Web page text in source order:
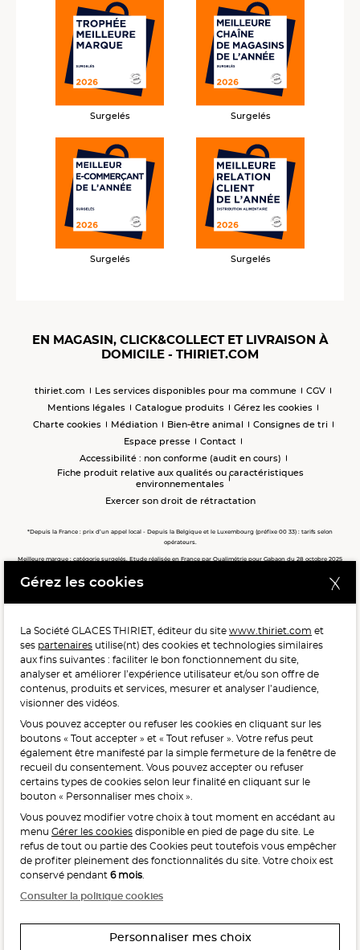
Surgelés Surgelés
Surgelés Surgelés
EN MAGASIN, CLICK&COLLECT ET LIVRAISON À
DOMICILE - THIRIET.COM
thiriet.com Les services disponibles pour ma commune
CGV
Mentions légales
Catalogue produits
Gérez les cookies
Charte cookies
Médiation Bien-être animal
Consignes de tri
Espace presse
Contact
Accessibilité : non conforme (audit en cours)
Fiche produit relative aux qualités ou caractéristiques
environnementales
Exercer son droit de rétractation
*Depuis la France : prix d’un appel local - Depuis la Belgique et le Luxembourg (préfixe 00 33) : tarifs selon
opérateurs.
Meilleure marque : catégorie surgelés. Etude réalisée en France par Qualimétrie pour Gabaon du 28 octobre 2025
Meilleure chaîne de magasins, Meilleur e-commerçant, Meilleure relation clients : catégorie surgelés. Étude
POUR VOTRE SANTÉ, MANGEZ AU MOINS CINQ FRUITS ET
LÉGUMES PAR JOUR.WWW.MANGERBOUGER.FR
L'abus d'alcool est dangereux pour la santé, à consommer
avec modération.
Interdiction de vente de boissons alcooliques
aux mineurs de moins de 18 ans
La preuve de majorité de l’acheteur est exigée au moment
de la vente en ligne.
Gérez les cookies
La Société GLACES THIRIET, éditeur du site www.thiriet.com et
ses partenaires utilise(nt) des cookies et technologies similaires
aux fins suivantes : faciliter le bon fonctionnement du site,
analyser et améliorer l’expérience utilisateur et/ou son offre de
contenus, produits et services, mesurer et analyser l’audience,
visionner des vidéos.
Vous pouvez accepter ou refuser les cookies en cliquant sur les
boutons « Tout accepter » et « Tout refuser ». Votre refus peut
également être manifesté par la simple fermeture de la fenêtre de
recueil du consentement. Vous pouvez accepter ou refuser
certains types de cookies selon leur finalité en cliquant sur le
bouton « Personnaliser mes choix ».
Vous pouvez modifier votre choix à tout moment en accédant au
menu Gérer les cookies disponible en pied de page du site. Le
refus de tout ou partie des Cookies peut toutefois vous empêcher
de profiter pleinement des fonctionnalités du site. Votre choix est
conservé pendant 6 mois.
Consulter la politique cookies
Personnaliser mes choix